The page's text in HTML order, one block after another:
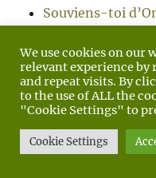
Souviens-toi
Un Charms ou
Exposition
Lily Marlène
Commandant
We use cookies on our
relevant experience by
and repeat visits. By
to the use of ALL the
"Cookie Settings" to
Cookie Settings